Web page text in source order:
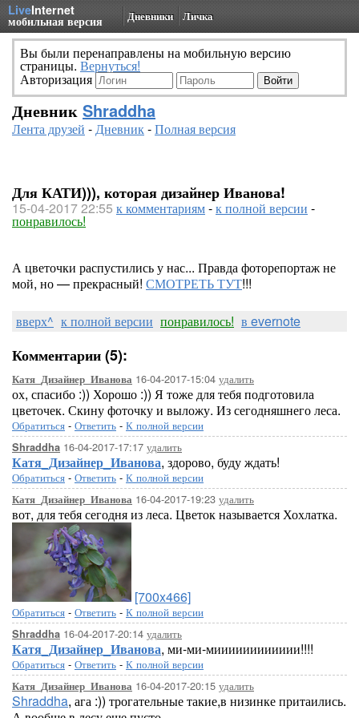
LiveInternet
мобильная версия Дневники Личка
Вы были перенаправлены на мобильную версию
страницы. Вернуться!
Авторизация
Дневник Shraddha
Лента друзей -Дневник-Полная версия
Для КАТИ))), которая дизайнер Иванова!
15-04-2017 22:55 к комментариям-к полной версии -
понравилось!
А цветочки распустились у нас... Правда фоторепортаж не
мой, но — прекрасный! СМОТРЕТЬ ТУТ!!!
вверх^ к полной версии понравилось! в evernote
Комментарии (5):
Катя_Дизайнер_Иванова 16-04-2017-15:04 удалить
ох, спасибо :)) Хорошо :)) Я тоже для тебя подготовила
цветочек. Скину фоточку и выложу. Из сегодняшнего леса.
Обратиться - Ответить - К полной версии
Shraddha 16-04-2017-17:17 удалить
Катя_Дизайнер_Иванова, здорово, буду ждать!
Обратиться - Ответить - К полной версии
Катя_Дизайнер_Иванова 16-04-2017-19:23 удалить
вот, для тебя сегодня из леса. Цветок называется Хохлатка.
[700x466]
Обратиться - Ответить - К полной версии
Shraddha 16-04-2017-20:14 удалить
Катя_Дизайнер_Иванова, ми-ми-мииииииииииии!!!!
Обратиться - Ответить - К полной версии
Катя_Дизайнер_Иванова 16-04-2017-20:15 удалить
Shraddha, ага :)) трогательные такие,в низинке притаились.